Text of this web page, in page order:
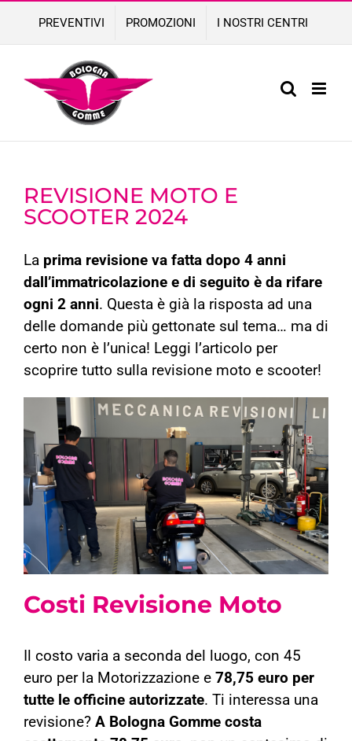
content
PREVENTIVI PROMOZIONI I NOSTRI CENTRI
REVISIONE MOTO E
SCOOTER 2024
La prima revisione va fatta dopo 4 anni
dall’immatricolazione e di seguito è da rifare
ogni 2 anni. Questa è già la risposta ad una
delle domande più gettonate sul tema… ma di
certo non è l’unica! Leggi l’articolo per
scoprire tutto sulla revisione moto e scooter!
Costi Revisione Moto
Il costo varia a seconda del luogo, con 45
euro per la Motorizzazione e 78,75 euro per
tutte le officine autorizzate. Ti interessa una
revisione? A Bologna Gomme costa